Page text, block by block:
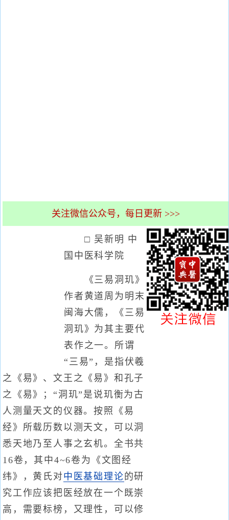
关注微信公众号，每日更新 >>>
□ 吴新明 中
国中医科学院
《三易洞玑》
作者黄道周为明末
闽海大儒，《三易
洞玑》为其主要代
表作之一。所谓
“三易”，是指伏羲
之《易》、文王之《易》和孔子
之《易》；“洞玑”是说玑衡为古
人测量天文的仪器。按照《易
经》所载历数以测天文，可以洞
悉天地乃至人事之玄机。全书共
16卷，其中4~6卷为《文图经
纬》，黄氏对中医基础理论 的研
究工作应该把医经放在一个既崇
高，需要标榜，又理性，可以修